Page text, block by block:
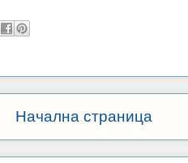
Начална страница